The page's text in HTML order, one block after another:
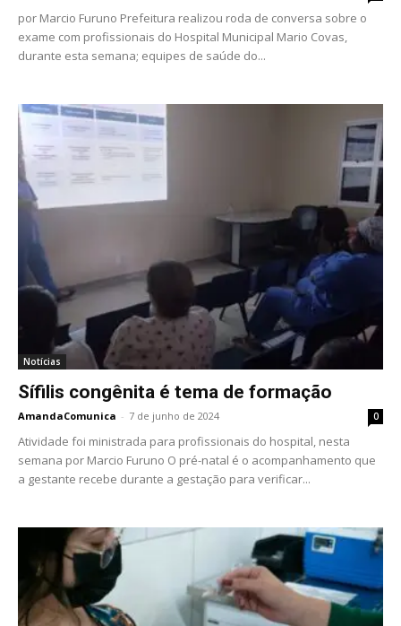
por Marcio Furuno Prefeitura realizou roda de conversa sobre o
exame com profissionais do Hospital Municipal Mario Covas,
durante esta semana; equipes de saúde do...
Notícias
Sífilis congênita é tema de formação
AmandaComunica - 7 de junho de 2024 0
Atividade foi ministrada para profissionais do hospital, nesta
semana por Marcio Furuno O pré-natal é o acompanhamento que
a gestante recebe durante a gestação para verificar...